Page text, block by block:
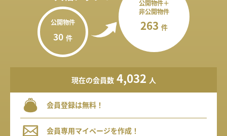
公開物件
30 件
公開物件＋
非公開物件
263 件
現在の会員数 4,032 人
会員登録は無料！
会員専用マイページを作成！